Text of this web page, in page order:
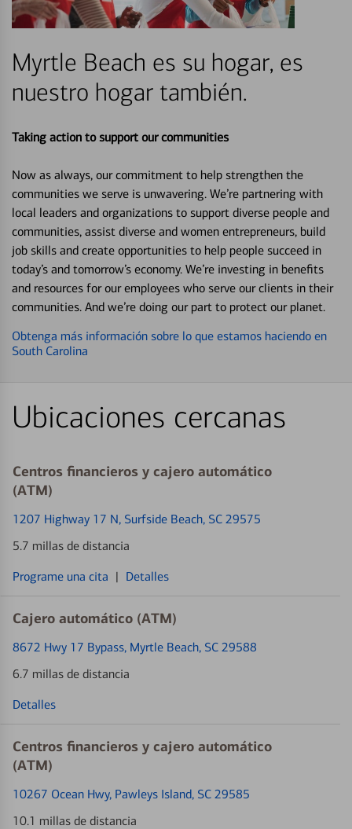
Myrtle Beach es su hogar, es
nuestro hogar también.
Taking action to support our communities
Now as always, our commitment to help strengthen the
communities we serve is unwavering. We’re partnering with
local leaders and organizations to support diverse people and
communities, assist diverse and women entrepreneurs, build
job skills and create opportunities to help people succeed in
today’s and tomorrow’s economy. We’re investing in benefits
and resources for our employees who serve our clients in their
communities. And we’re doing our part to protect our planet.
Obtenga más información sobre lo que estamos haciendo en
South Carolina
Ubicaciones cercanas
Centros financieros y cajero automático
(ATM)
1207 Highway 17 N, Surfside Beach, SC 29575
5.7 millas de distancia
Programe una cita | Detalles
Cajero automático (ATM)
8672 Hwy 17 Bypass, Myrtle Beach, SC 29588
6.7 millas de distancia
Detalles
Centros financieros y cajero automático
(ATM)
10267 Ocean Hwy, Pawleys Island, SC 29585
10.1 millas de distancia